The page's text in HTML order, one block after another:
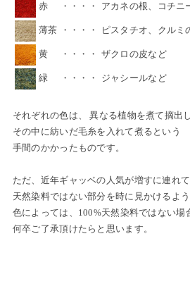
赤 ・・・・ アカネの根、コチニ
薄茶 ・・・・ ピスタチオ、クルミ
黄 ・・・・ ザクロの皮など
緑 ・・・・ ジャシールなど
それぞれの色は、 異なる植物を煮て摘出
その中に紡いだ毛糸を入れて煮るという
手間のかかったものです。
ただ、近年ギャッベの人気が増すに連れて
天然染料ではない部分を時に見かけるよ
色によっては、100%天然染料ではない場
何卒ご了承頂けたらと思います。